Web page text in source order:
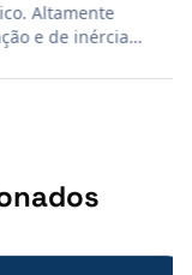
Altamente
e de inércia
e